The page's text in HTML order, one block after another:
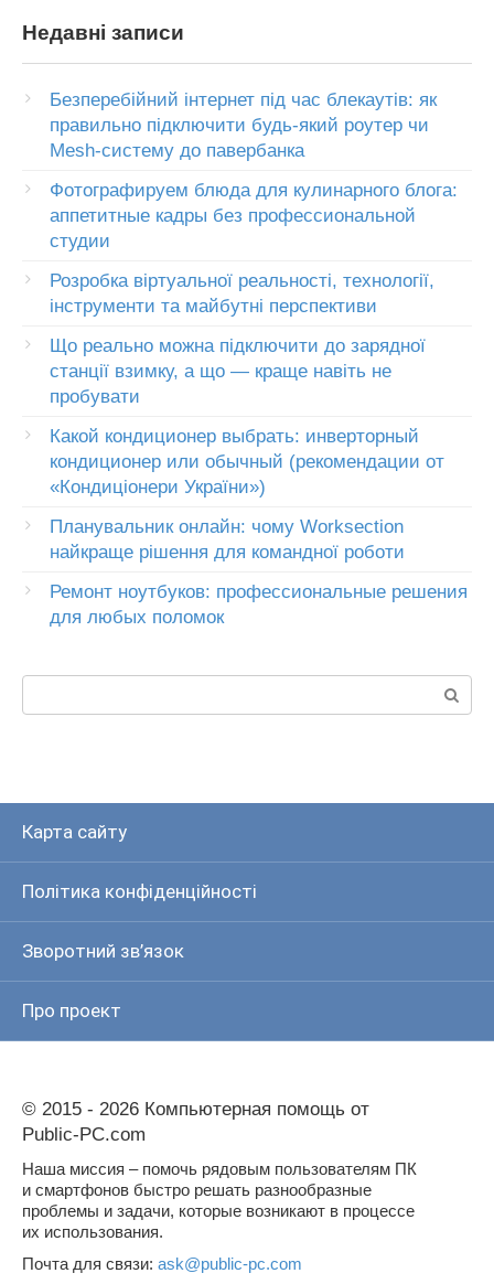
Недавні записи
Безперебійний інтернет під час блекаутів: як
правильно підключити будь-який роутер чи
Mesh-систему до павербанка
Фотографируем блюда для кулинарного блога:
аппетитные кадры без профессиональной
студии
Розробка віртуальної реальності, технології,
інструменти та майбутні перспективи
Що реально можна підключити до зарядної
станції взимку, а що — краще навіть не
пробувати
Какой кондиционер выбрать: инверторный
кондиционер или обычный (рекомендации от
«Кондиціонери України»)
Планувальник онлайн: чому Worksection
найкраще рішення для командної роботи
Ремонт ноутбуков: профессиональные решения
для любых поломок
Карта сайту
Політика конфіденційності
Зворотний зв’язок
Про проект
© 2015 - 2026 Компьютерная помощь от
Public-PC.com
Наша миссия – помочь рядовым пользователям ПК
и смартфонов быстро решать разнообразные
проблемы и задачи, которые возникают в процессе
их использования.
Почта для связи: ask@public-pc.com